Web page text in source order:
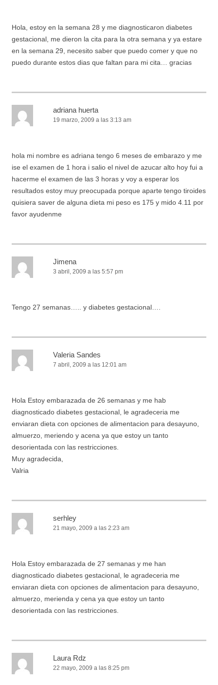
Hola, estoy en la semana 28 y me diagnosticaron diabetes
gestacional, me dieron la cita para la otra semana y ya estare
en la semana 29, necesito saber que puedo comer y que no
puedo durante estos dias que faltan para mi cita… gracias
adriana huerta
19 marzo, 2009 a las 3:13 am
hola mi nombre es adriana tengo 6 meses de embarazo y me
ise el examen de 1 hora i salio el nivel de azucar alto hoy fui a
hacerme el examen de las 3 horas y voy a esperar los
resultados estoy muy preocupada porque aparte tengo tiroides
quisiera saver de alguna dieta mi peso es 175 y mido 4.11 por
favor ayudenme
Jimena
3 abril, 2009 a las 5:57 pm
Tengo 27 semanas….. y diabetes gestacional….
Valeria Sandes
7 abril, 2009 a las 12:01 am
Hola Estoy embarazada de 26 semanas y me hab
diagnosticado diabetes gestacional, le agradeceria me
enviaran dieta con opciones de alimentacion para desayuno,
almuerzo, meriendo y acena ya que estoy un tanto
desorientada con las restricciones.
Muy agradecida,
Valria
serhley
21 mayo, 2009 a las 2:23 am
Hola Estoy embarazada de 27 semanas y me han
diagnosticado diabetes gestacional, le agradeceria me
enviaran dieta con opciones de alimentacion para desayuno,
almuerzo, merienda y cena ya que estoy un tanto
desorientada con las restricciones.
Laura Rdz
22 mayo, 2009 a las 8:25 pm